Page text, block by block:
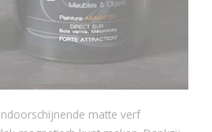
matte verf